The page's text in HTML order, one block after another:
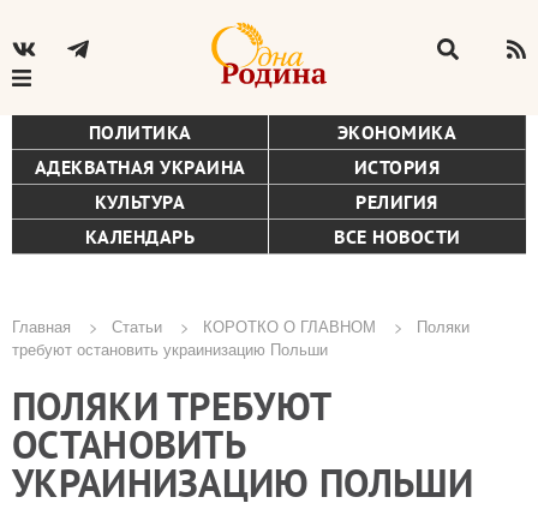
ПОЛИТИКА
ЭКОНОМИКА
АДЕКВАТНАЯ УКРАИНА
ИСТОРИЯ
КУЛЬТУРА
РЕЛИГИЯ
КАЛЕНДАРЬ
ВСЕ НОВОСТИ
Строка
навигации
Главная Статьи КОРОТКО О ГЛАВНОМ
Поляки
требуют остановить украинизацию Польши
ПОЛЯКИ ТРЕБУЮТ
ОСТАНОВИТЬ
УКРАИНИЗАЦИЮ ПОЛЬШИ